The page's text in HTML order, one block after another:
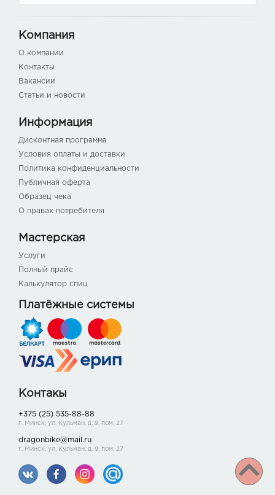
Компания
О компании
Контакты
Вакансии
Статьи и новости
Информация
Дисконтная программа
Условия оплаты и доставки
Политика конфиденциальности
Публичная оферта
Образец чека
О правах потребителя
Мастерская
Услуги
Полный прайс
Калькулятор спиц
Платёжные системы
Контакы
+375 (25) 535-88-88
г. Минск, ул. Кульман, д. 9, пом. 27
dragonbike@mail.ru
г. Минск, ул. Кульман, д. 9, пом. 27